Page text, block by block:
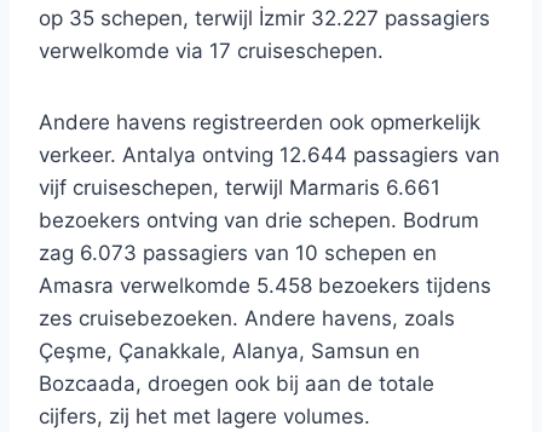
op 35 schepen, terwijl İzmir 32.227 passagiers
verwelkomde via 17 cruiseschepen.
Andere havens registreerden ook opmerkelijk
verkeer. Antalya ontving 12.644 passagiers van
vijf cruiseschepen, terwijl Marmaris 6.661
bezoekers ontving van drie schepen. Bodrum
zag 6.073 passagiers van 10 schepen en
Amasra verwelkomde 5.458 bezoekers tijdens
zes cruisebezoeken. Andere havens, zoals
Çeşme, Çanakkale, Alanya, Samsun en
Bozcaada, droegen ook bij aan de totale
cijfers, zij het met lagere volumes.